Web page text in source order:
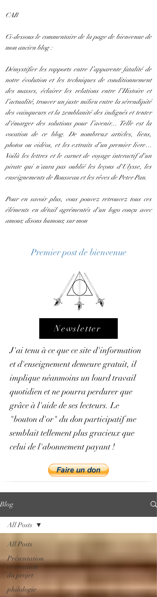
CAB
Ci-dessous le commentaire de la page de bienvenue de
mon ancien blog :
Démystifier les rapports entre l’apparente fatalité de
notre évolution et les techniques de conditionnement
des masses, éclairer les relations entre l’Histoire et
l’actualité, trouver un juste milieu entre la sérendipité
des vainqueurs et la zemblanité des indignés et tenter
d'émarger des solutions pour l’avenir... Telle est la
vocation de ce blog. De nombreux articles, liens,
photos ou vidéos, et les extraits d’un premier livre…
Voilà les lettres et le carnet de voyage interactif d'un
pirate qui n'aura pas oublié les leçons d'Ulysse, les
enseignements de Rousseau et les rêves de Peter Pan.
Pour en savoir plus, vous pouvez retrouvez tous ces
éléments en détail agrémentés d'un logo conçu avec
amour, disons humour, sur mon
Premier post de bienvenue
Newsletter
J'ai tenu à ce que ce site d'information
et d'enseignement demeure gratuit, il
implique néanmoins un lourd travail
quotidien et ne pourra perdurer que
grâce à l'aide de ses lecteurs. Le
"bouton d'or" du don participatif me
semblait tellement plus gracieux que
celui de l'abonnement payant !
Blog
All Posts
Présentation
et vocation
du projet
philologie
All Posts